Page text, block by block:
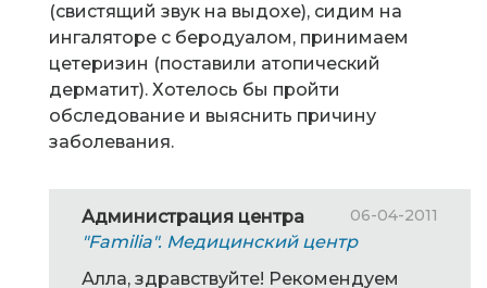
(свистящий звук на выдохе), сидим на
ингаляторе с беродуалом, принимаем
цетеризин (поставили атопический
дерматит). Хотелось бы пройти
обследование и выяснить причину
заболевания.
Администрация центра 06-04-2011
"Familia". Медицинский центр
Алла, здравствуйте! Рекомендуем